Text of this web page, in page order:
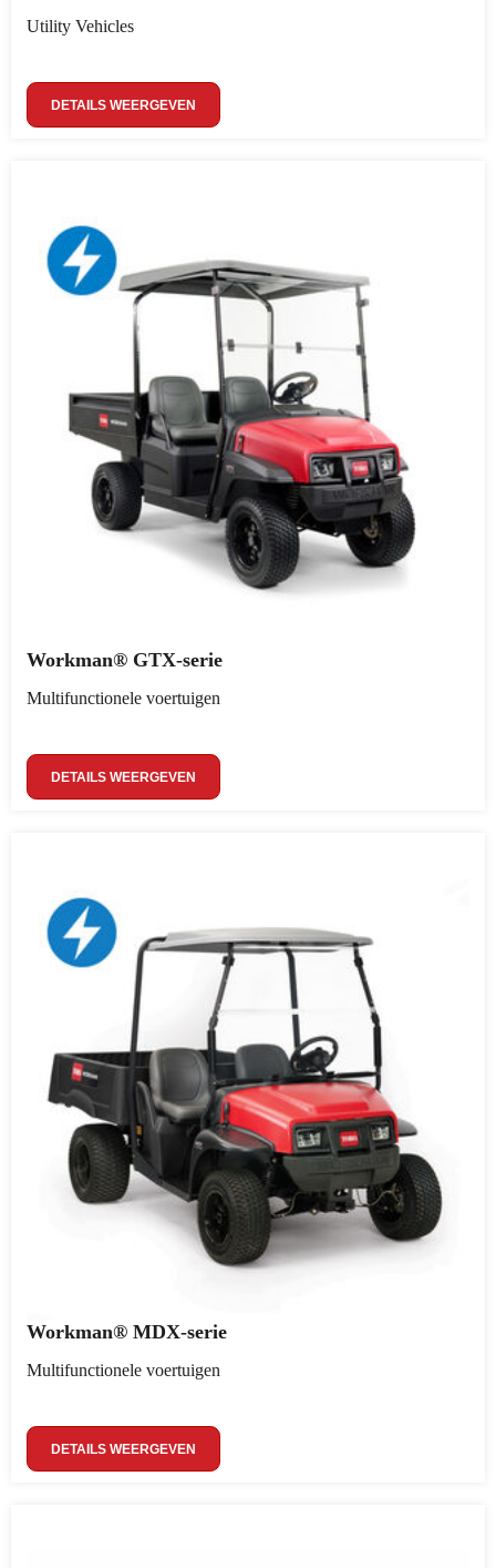
Utility Vehicles
DETAILS WEERGEVEN
Workman® GTX-serie
Multifunctionele voertuigen
DETAILS WEERGEVEN
Workman® MDX-serie
Multifunctionele voertuigen
DETAILS WEERGEVEN